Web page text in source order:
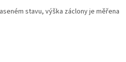
stavu, výška záclony je měřena